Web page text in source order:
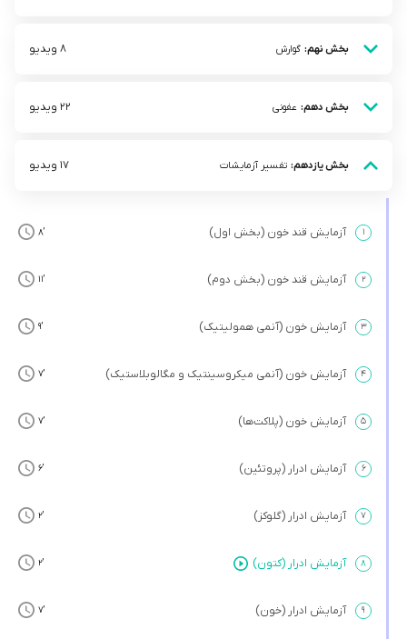
بخش نهم: گوارش 8 ویدیو
بخش دهم: عفونی 22 ویدیو
بخش یازدهم: تفسیر آزمایشات 17 ویدیو
۱ آزمایش قند خون (بخش اول) ’8
۲ آزمایش قند خون (بخش دوم) ’11
۳ آزمایش خون (آنمی همولیتیک) ’9
۴ آزمایش خون (آنمی میکروسینتیک و مگالوبلاستیک) ’7
۵ آزمایش خون (پلاکت‌ها) ’7
۶ آزمایش ادرار (پروتئین) ’6
۷ آزمایش ادرار (گلوکز) ’2
۸ آزمایش ادرار (کتون) ’2
۹ آزمایش ادرار (خون) ’7